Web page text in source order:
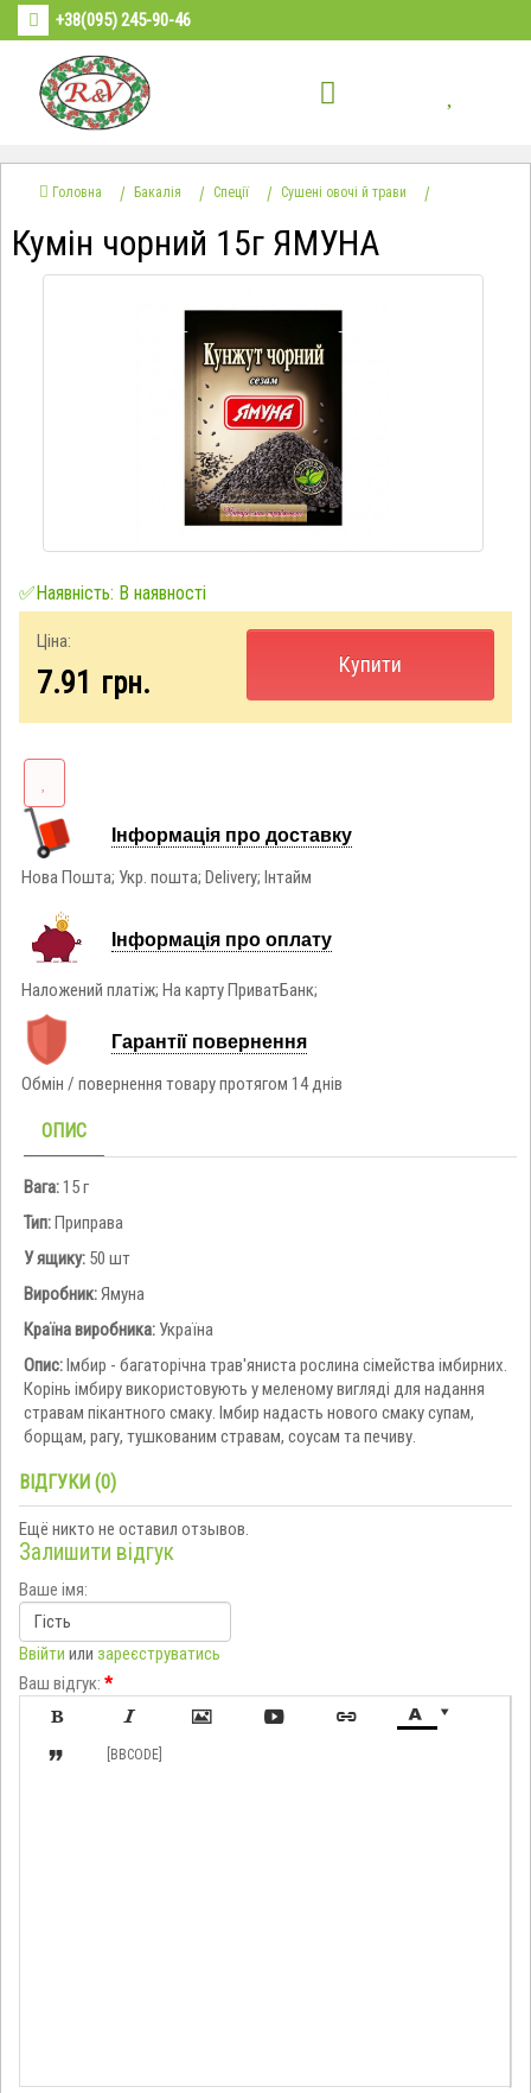
+38(095) 245-90-46
Головна Бакалія Спеції Сушені овочі й трави
Кумін чорний 15г ЯМУНА
✅Наявність: В наявності
Ціна:
7.91 грн.
Купити
Інформація про доставку
Нова Пошта; Укр. пошта; Delivery; Інтайм
Інформація про оплату
Наложений платіж; На карту ПриватБанк;
Гарантії повернення
Обмін / повернення товару протягом 14 днів
ОПИС
Вага:15 г
Тип:Приправа
У ящику: 50 шт
Виробник:Ямуна
Країна виробника: Україна
Опис:Імбир - багаторічна трав'яниста рослина сімейства імбирних.
Корінь імбиру використовують у меленому вигляді для надання
стравам пікантного смаку. Імбир надасть нового смаку супам,
борщам, рагу, тушкованим стравам, соусам та печиву.
ВІДГУКИ (0)
Ещё никто не оставил отзывов.
Залишити відгук
Ваше імя:
Ввійти или зареєструватись
Ваш відгук: *

     
 [BBCODE]